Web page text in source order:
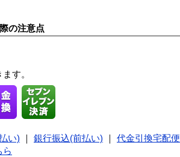
の注意点
す。
い) 銀行振込(前払い) 代金引換宅配便
ら